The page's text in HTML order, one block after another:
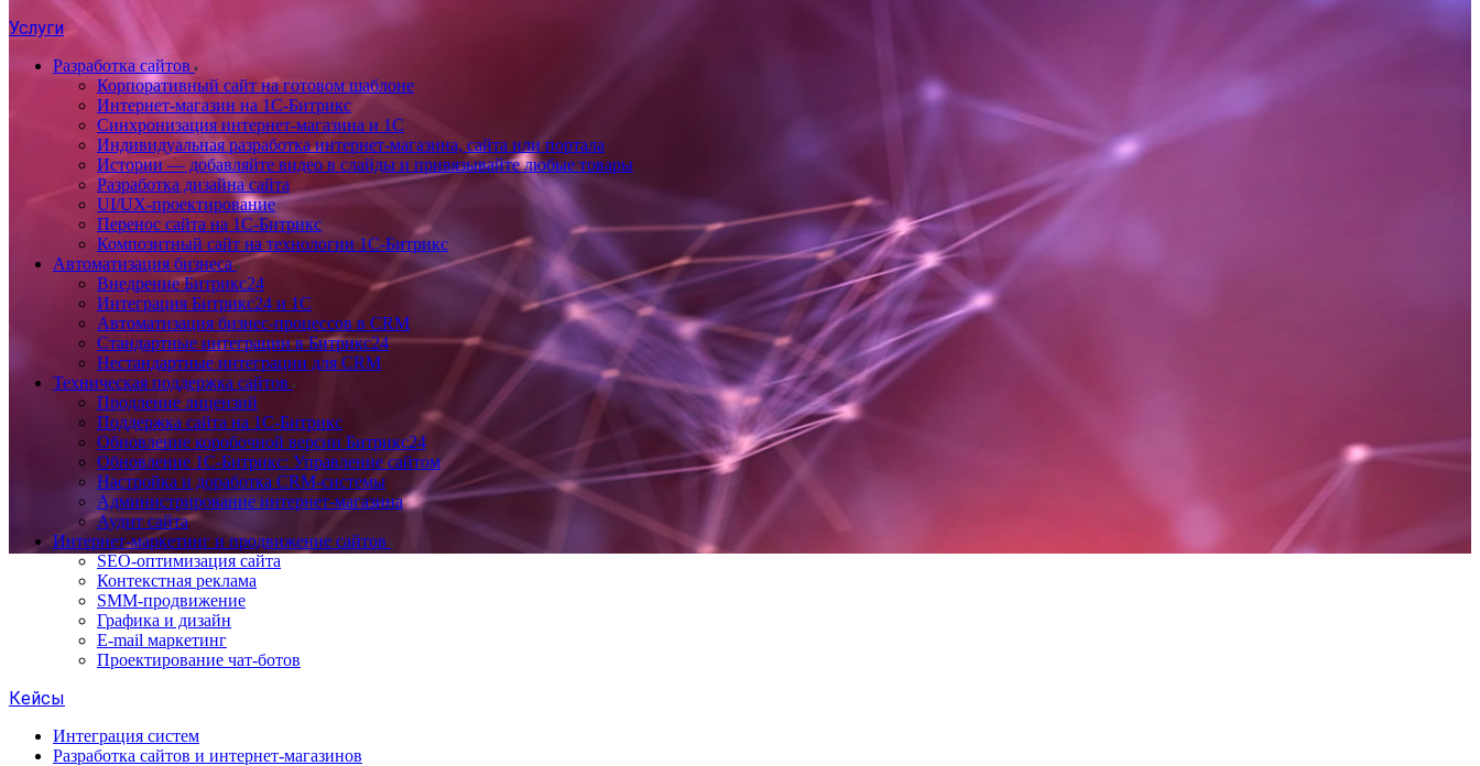
Услуги
Разработка сайтов
Корпоративный сайт на готовом шаблоне
Интернет-магазин на 1С-Битрикс
Синхронизация интернет-магазина и 1С
Индивидуальная разработка интернет-магазина, сайта или портала
Истории — добавляйте видео в слайды и привязывайте любые товары
Разработка дизайна сайта
UI/UX-проектирование
Перенос сайта на 1С-Битрикс
Композитный сайт на технологии 1С-Битрикс
Автоматизация бизнеса
Внедрение Битрикс24
Интеграция Битрикс24 и 1С
Автоматизация бизнес-процессов в CRM
Стандартные интеграции в Битрикс24
Нестандартные интеграции для CRM
Техническая поддержка сайтов
Продление лицензий
Поддержка сайта на 1С-Битрикс
Обновление коробочной версии Битрикс24
Обновление 1С-Битрикс: Управление сайтом
Настройка и доработка CRM-системы
Администрирование интернет-магазина
Аудит сайта
Интернет-маркетинг и продвижение сайтов
SEO-оптимизация сайта
Контекстная реклама
SMM-продвижение
Графика и дизайн
E-mail маркетинг
Проектирование чат-ботов
Кейсы
Интеграция систем
Разработка сайтов и интернет-магазинов